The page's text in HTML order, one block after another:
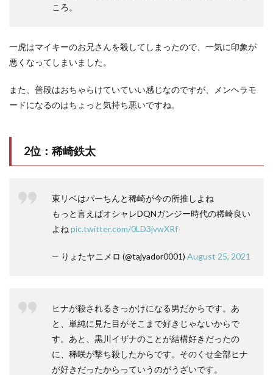
ころ。
一虎はマイキーのお兄さんを殺してしまったので、一気に印象が
悪くなってしまいました。
また、普段はおちゃらけていていい感じなのですが、メンヘラモ
ードになるのはちょっと気持ち悪いですね。
2位：稀崎鉄太
東リベはパーちんと稀崎が今の所推しよね
もっと言えばオシャレDQNガンジー時代の稀崎良い
よね pic.twitter.com/0LD3jvwXRf
— りょたヤニメロ (@tajyador0001) August 25, 2021
ヒナが殺されるきっかけになる男だからです。あ
と、単純に見た目がそこまで好きじゃないからで
す。あと、黒川イザナのことが結構好きだったの
に、稀咲が撃ち殺したからです。そのくせ全部ヒナ
が好きだったからっていうのがうざいです。